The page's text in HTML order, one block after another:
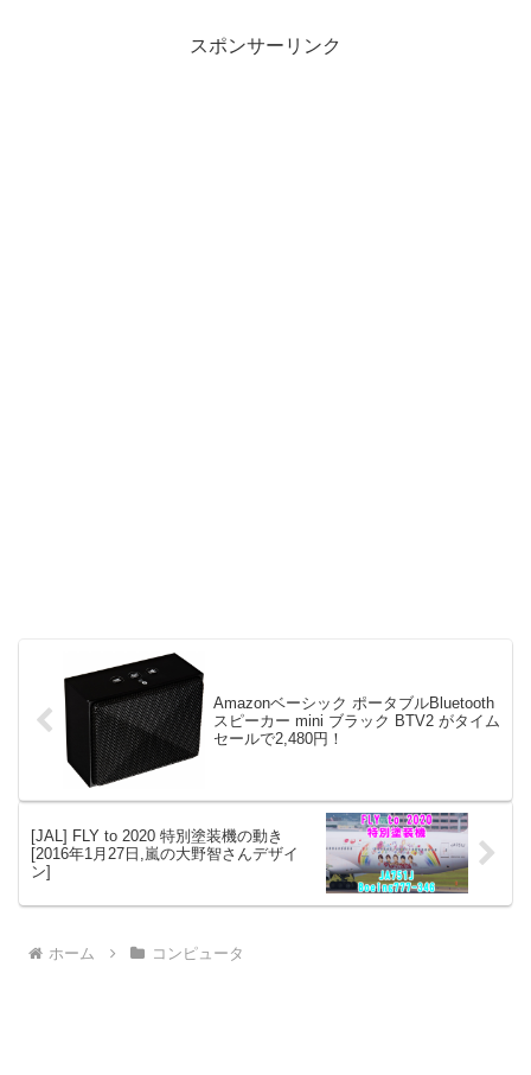
スポンサーリンク
Amazonベーシック ポータブルBluetooth
スピーカー mini ブラック BTV2 がタイム
セールで2,480円！
[JAL] FLY to 2020 特別塗装機の動き
[2016年1月27日,嵐の大野智さんデザイ
ン]
ホーム コンピュータ